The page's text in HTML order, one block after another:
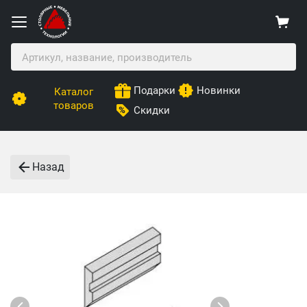
Каталог
товаров
Подарки
Новинки
Скидки
Назад